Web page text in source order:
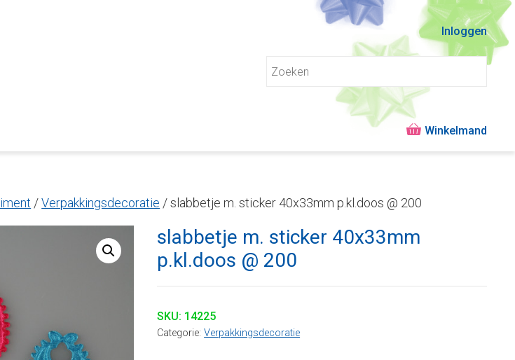
Inloggen
/Verpakkingsdecoratie / slabbetje m. sticker 40x33mm p.kl.doos @ 200
slabbetje m. sticker 40x33mm
p.kl.doos @ 200
SKU: 14225
Categorie:Verpakkingsdecoratie